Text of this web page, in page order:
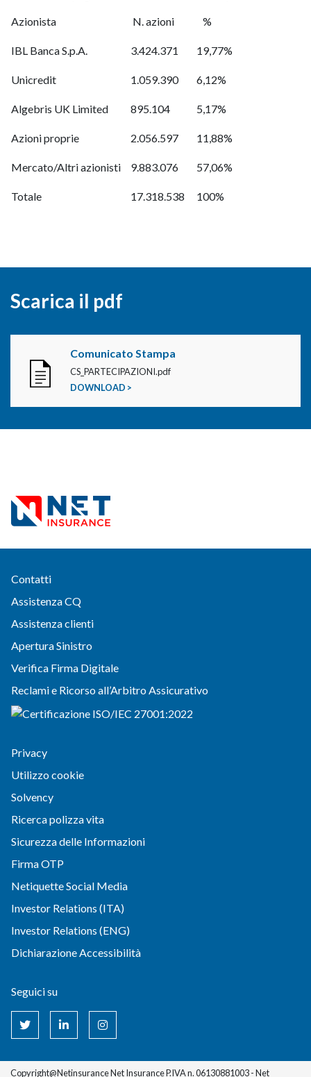
Azionista N. azioni %
IBL Banca S.p.A. 3.424.371 19,77%
Unicredit 1.059.390 6,12%
Algebris UK Limited 895.104 5,17%
Azioni proprie 2.056.597 11,88%
Mercato/Altri azionisti 9.883.076 57,06%
Totale 17.318.538 100%
Scarica il pdf
Comunicato Stampa
CS_PARTECIPAZIONI.pdf
DOWNLOAD >
Contatti
Assistenza CQ
Assistenza clienti
Apertura Sinistro
Verifica Firma Digitale
Reclami e Ricorso all’Arbitro Assicurativo
Privacy
Utilizzo cookie
Solvency
Ricerca polizza vita
Sicurezza delle Informazioni
Firma OTP
Netiquette Social Media
Investor Relations (ITA)
Investor Relations (ENG)
Dichiarazione Accessibilità
Seguici su
Copyright@Netinsurance Net Insurance P.IVA n. 06130881003 - Net